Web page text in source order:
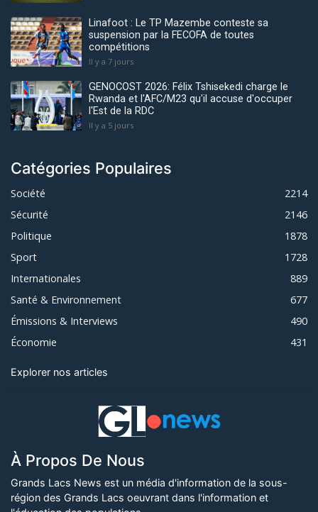
Linafoot : Le TP Mazembe conteste sa
suspension par la FECOFA de toutes
compétitions
Il y a 7 jours
GENOCOST 2026: Félix Tshisekedi charge le
Rwanda et l'AFC/M23 qu'il accuse d'occuper
l'Est de la RDC
Il y a 5 jours
Catégories Populaires
Société
2214
Sécurité
2146
Politique
1878
Sport
1728
Internationales
889
Santé & Environnement
677
Émissions & Interviews
490
Économie
431
Explorer nos articles
À Propos De Nous
Grands Lacs News est un média d'information de la sous-
région des Grands Lacs oeuvrant dans l'information et